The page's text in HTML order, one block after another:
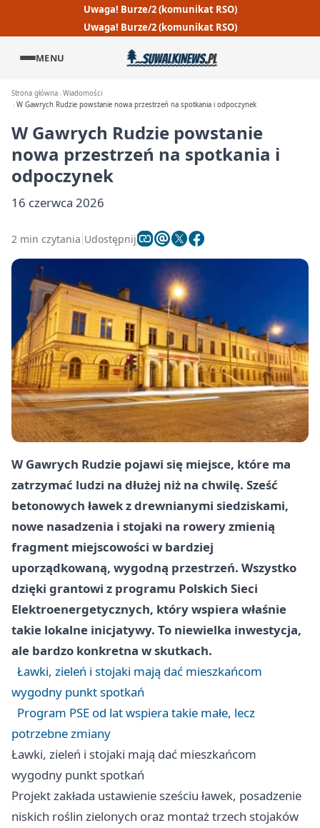
Uwaga! Burze/2 (komunikat RSO)
Uwaga! Burze/2 (komunikat RSO)
MENU
Strona główna Wiadomości
W Gawrych Rudzie powstanie nowa przestrzeń na spotkania i odpoczynek
W Gawrych Rudzie powstanie
nowa przestrzeń na spotkania i
odpoczynek
16 czerwca 2026
2 min czytania Udostępnij
W Gawrych Rudzie pojawi się miejsce, które ma
zatrzymać ludzi na dłużej niż na chwilę. Sześć
betonowych ławek z drewnianymi siedziskami,
nowe nasadzenia i stojaki na rowery zmienią
fragment miejscowości w bardziej
uporządkowaną, wygodną przestrzeń. Wszystko
dzięki grantowi z programu Polskich Sieci
Elektroenergetycznych, który wspiera właśnie
takie lokalne inicjatywy. To niewielka inwestycja,
ale bardzo konkretna w skutkach.
Ławki, zieleń i stojaki mają dać mieszkańcom
wygodny punkt spotkań
Program PSE od lat wspiera takie małe, lecz
potrzebne zmiany
Ławki, zieleń i stojaki mają dać mieszkańcom
wygodny punkt spotkań
Projekt zakłada ustawienie sześciu ławek, posadzenie
niskich roślin zielonych oraz montaż trzech stojaków